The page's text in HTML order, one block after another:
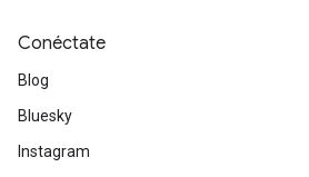
Conéctate
Blog
Bluesky
Instagram